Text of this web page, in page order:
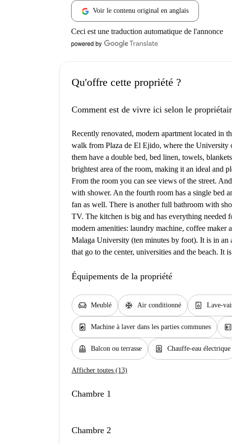
Voir le contenu original en anglais
Ceci est une traduction automatique de l'annonce
Qu'offre cette propriété ?
Comment est de vivre ici selon le
Recently renovated, modern apartment located in
walk from Plaza de El Ejido, where the University
them have a double bed, bed linen, towels,
brightest area of ​​the room, making it an ideal and
From the room you can see views of the street.
with shower. An the fourth room has a single bed
fan as well. There is another full bathroom with
TV. The kitchen is big and has everything needed
modern amenities: laundry machine, coffee maker
Malaga University (ten minutes by foot). It is in an
that go to the center, universities and the beach. It
Équipements de la propriété
chair Meublé ac_unit Air conditionné dishwasher_gen Lave-
local_laundry_service Machine à laver dans les parties communes elevator
balcony Balcon ou terrasse water_heater Chauffe-eau électrique
Afficher toutes (13)
Chambre 1
Chambre 2